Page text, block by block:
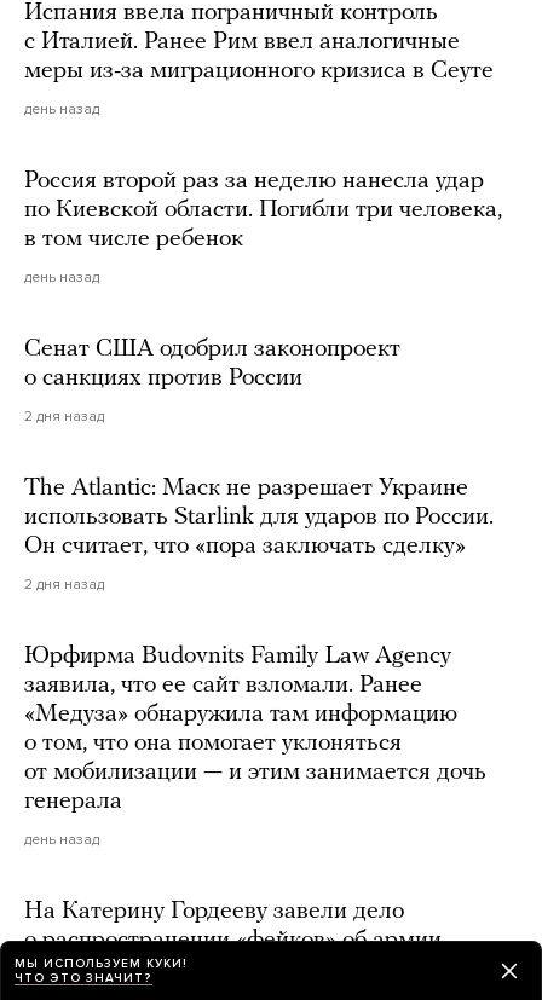
Испания ввела пограничный контроль
с Италией. Ранее Рим ввел аналогичные
меры из-за миграционного кризиса в Сеуте
день назад
Россия второй раз за неделю нанесла удар
по Киевской области. Погибли три человека,
в том числе ребенок
день назад
Сенат США одобрил законопроект
о санкциях против России
2 дня назад
The Atlantic: Маск не разрешает Украине
использовать Starlink для ударов по России.
Он считает, что «пора заключать сделку»
2 дня назад
Юрфирма Budovnits Family Law Agency
заявила, что ее сайт взломали. Ранее
«Медуза» обнаружила там информацию
о том, что она помогает уклоняться
от мобилизации — и этим занимается дочь
генерала
день назад
На Катерину Гордееву завели дело
о распространении «фейков» об армии
2 дня назад
МЫ ИСПОЛЬЗУЕМ КУКИ!
ЧТО ЭТО ЗНАЧИТ?